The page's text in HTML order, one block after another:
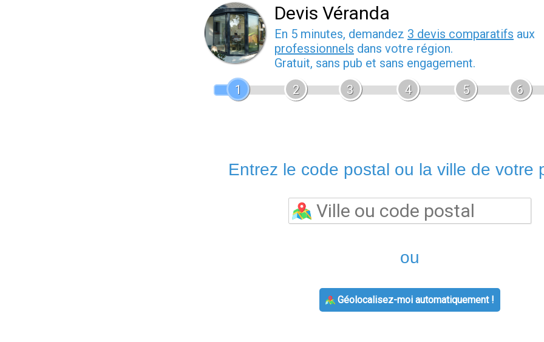
Devis Véranda
En 5 minutes, demandez 3 devis comparatifs aux
professionnels dans votre région.
Gratuit, sans pub et sans engagement.
1
2 3 4 5 6
Entrez le code postal ou la ville de votre
ou
Géolocalisez-moi automatiquement !